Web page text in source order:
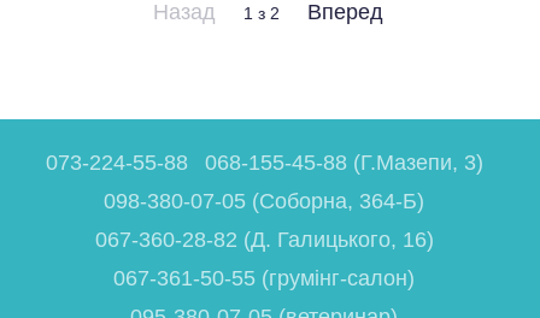
Назад 1 з 2 Вперед
073-224-55-88
068-155-45-88 (Г.Мазепи, 3)
098-380-07-05 (Соборна, 364-Б)
067-360-28-82 (Д. Галицького, 16)
067-361-50-55 (грумінг-салон)